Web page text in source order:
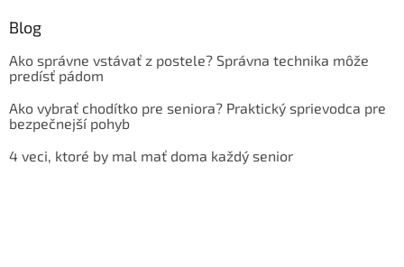
Blog
Ako správne vstávať z postele? Správna technika môže
predísť pádom
Ako vybrať chodítko pre seniora? Praktický sprievodca pre
bezpečnejší pohyb
4 veci, ktoré by mal mať doma každý senior